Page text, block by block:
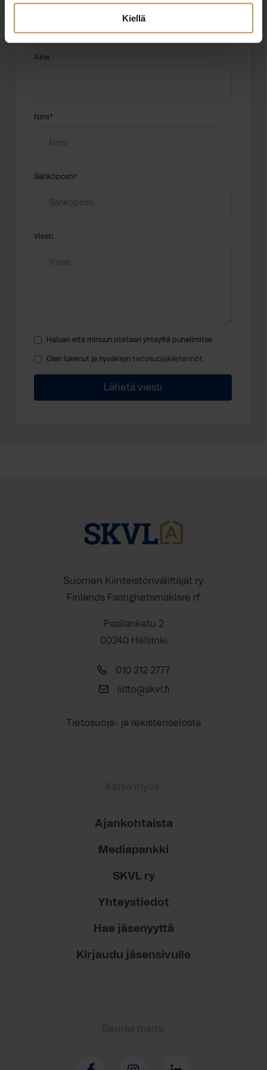
Kiellä
Aihe
Nimi*
Sähköposti*
Viesti
Haluan että minuun otetaan yhteyttä puhelimitse
Olen lukenut ja hyväksyn tietosuojakäytännöt
Suomen Kiinteistönvälittäjät ry
Finlands Fastighetsmäklare rf
Pasilankatu 2
00240 Helsinki
010 212 2777
liitto@skvl.fi
Tietosuoja- ja rekisteriseloste
Katso myös:
Ajankohtaista
Mediapankki
SKVL ry
Yhteystiedot
Hae jäsenyyttä
Kirjaudu jäsensivulle
Seuraa meitä: